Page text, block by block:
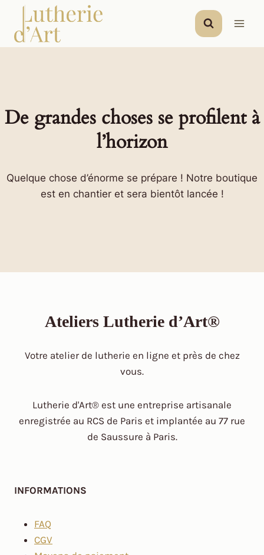
contenu
De grandes choses se profilent à
l’horizon
Quelque chose d’énorme se prépare ! Notre boutique
est en chantier et sera bientôt lancée !
Ateliers Lutherie d’Art®
Votre atelier de lutherie en ligne et près de chez
vous.
Lutherie d'Art® est une entreprise artisanale
enregistrée au RCS de Paris et implantée au 77 rue
de Saussure à Paris.
INFORMATIONS
FAQ
CGV